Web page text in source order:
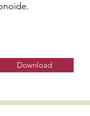
Download